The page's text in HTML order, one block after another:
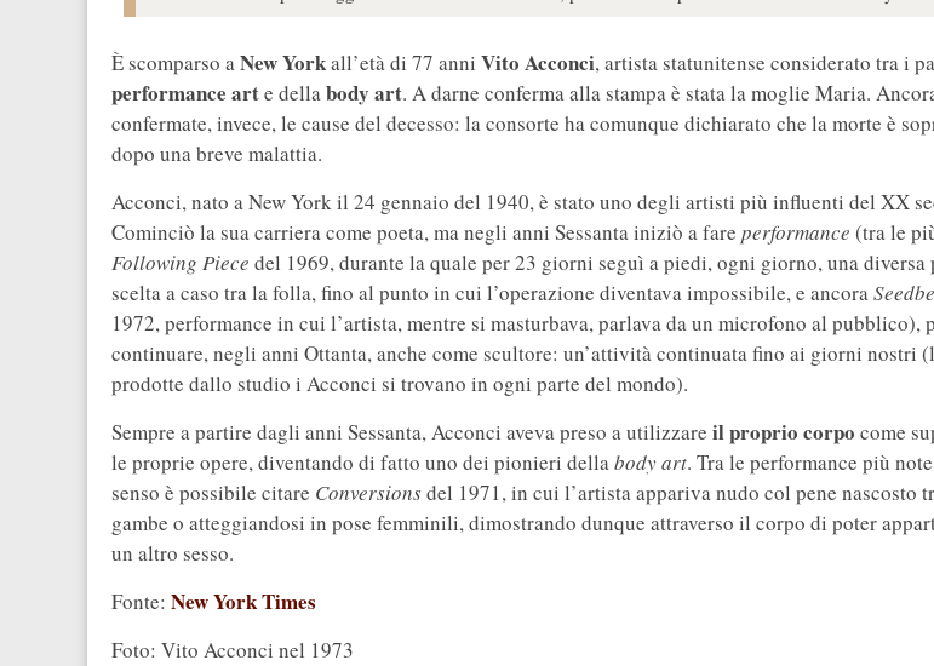
È scomparso aNew Yorkall’età di 77 anni Vito Acconci, artista statunitense considerato tra i
performance arte dellabody art. A darne conferma alla stampa è stata la moglie Maria.
confermate, invece, le cause del decesso: la consorte ha comunque dichiarato che la morte è
dopo una breve malattia.
Acconci, nato a New York il 24 gennaio del 1940, è stato uno degli artisti più influenti del XX
Cominciò la sua carriera come poeta, ma negli anni Sessanta iniziò a fare performance (tra le
Following Piece del 1969, durante la quale per 23 giorni seguì a piedi, ogni giorno, una diversa
scelta a caso tra la folla, fino al punto in cui l’operazione diventava impossibile, e ancora
1972, performance in cui l’artista, mentre si masturbava, parlava da un microfono al pubblico),
continuare, negli anni Ottanta, anche come scultore: un’attività continuata fino ai giorni nostri
prodotte dallo studio i Acconci si trovano in ogni parte del mondo).
Sempre a partire dagli anni Sessanta, Acconci aveva preso a utilizzare il proprio corpo come
le proprie opere, diventando di fatto uno dei pionieri dellabody art. Tra le performance più
senso è possibile citare Conversionsdel 1971, in cui l’artista appariva nudo col pene nascosto
gambe o atteggiandosi in pose femminili, dimostrando dunque attraverso il corpo di poter
un altro sesso.
Fonte: New York Times
Foto: Vito Acconci nel 1973